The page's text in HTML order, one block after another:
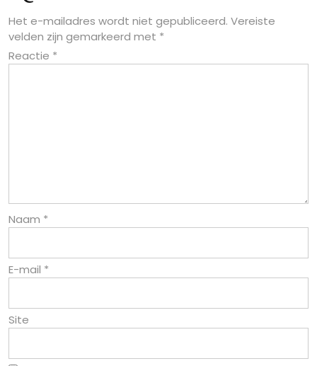
Het e-mailadres wordt niet gepubliceerd. Vereiste
velden zijn gemarkeerd met *
Reactie *
Naam *
E-mail *
Site